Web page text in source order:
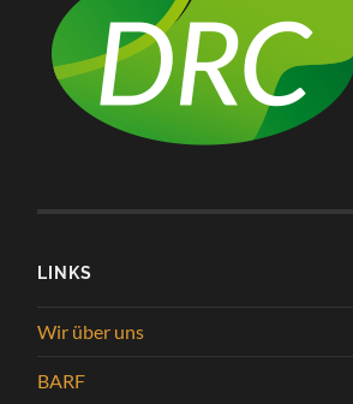
LINKS
Wir über uns
BARF